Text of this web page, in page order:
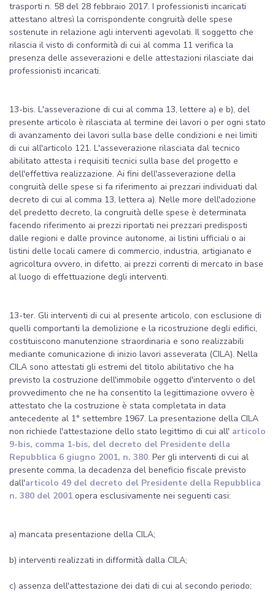
trasporti n. 58 del 28 febbraio 2017. I professionisti incaricati
attestano altresì la corrispondente congruità delle spese
sostenute in relazione agli interventi agevolati. Il soggetto che
rilascia il visto di conformità di cui al comma 11 verifica la
presenza delle asseverazioni e delle attestazioni rilasciate dai
professionisti incaricati.
13-bis. L'asseverazione di cui al comma 13, lettere a) e b), del
presente articolo è rilasciata al termine dei lavori o per ogni stato
di avanzamento dei lavori sulla base delle condizioni e nei limiti
di cui all'articolo 121. L'asseverazione rilasciata dal tecnico
abilitato attesta i requisiti tecnici sulla base del progetto e
dell'effettiva realizzazione. Ai fini dell'asseverazione della
congruità delle spese si fa riferimento ai prezzari individuati dal
decreto di cui al comma 13, lettera a). Nelle more dell'adozione
del predetto decreto, la congruità delle spese è determinata
facendo riferimento ai prezzi riportati nei prezzari predisposti
dalle regioni e dalle province autonome, ai listini ufficiali o ai
listini delle locali camere di commercio, industria, artigianato e
agricoltura ovvero, in difetto, ai prezzi correnti di mercato in base
al luogo di effettuazione degli interventi.
13-ter. Gli interventi di cui al presente articolo, con esclusione di
quelli comportanti la demolizione e la ricostruzione degli edifici,
costituiscono manutenzione straordinaria e sono realizzabili
mediante comunicazione di inizio lavori asseverata (CILA). Nella
CILA sono attestati gli estremi del titolo abilitativo che ha
previsto la costruzione dell'immobile oggetto d'intervento o del
provvedimento che ne ha consentito la legittimazione ovvero è
attestato che la costruzione è stata completata in data
antecedente al 1° settembre 1967. La presentazione della CILA
non richiede l'attestazione dello stato legittimo di cui all' articolo
9-bis, comma 1-bis, del decreto del Presidente della
Repubblica 6 giugno 2001, n. 380. Per gli interventi di cui al
presente comma, la decadenza del beneficio fiscale previsto
dall'articolo 49 del decreto del Presidente della Repubblica
n. 380 del 2001 opera esclusivamente nei seguenti casi:
a) mancata presentazione della CILA;
b) interventi realizzati in difformità dalla CILA;
c) assenza dell'attestazione dei dati di cui al secondo periodo;